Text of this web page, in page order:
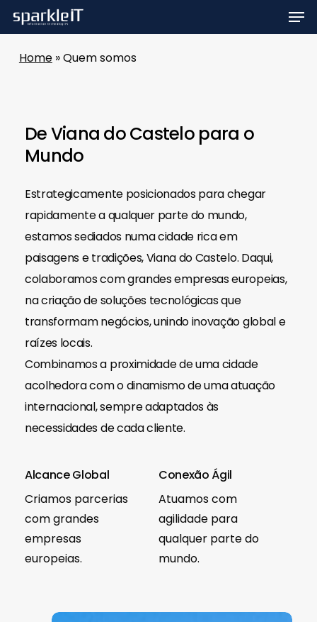
Skip
content
Home»Quem somos
De Viana do Castelo para o
Mundo
Estrategicamente posicionados para chegar
rapidamente a qualquer parte do mundo,
estamos sediados numa cidade rica em
paisagens e tradições, Viana do Castelo. Daqui,
colaboramos com grandes empresas europeias,
na criação de soluções tecnológicas que
transformam negócios, unindo inovação global e
raízes locais.
Combinamos a proximidade de uma cidade
acolhedora com o dinamismo de uma atuação
internacional, sempre adaptados às
necessidades de cada cliente.
Alcance Global
Criamos parcerias
com grandes
empresas
europeias.
Conexão Ágil
Atuamos com
agilidade para
qualquer parte do
mundo.